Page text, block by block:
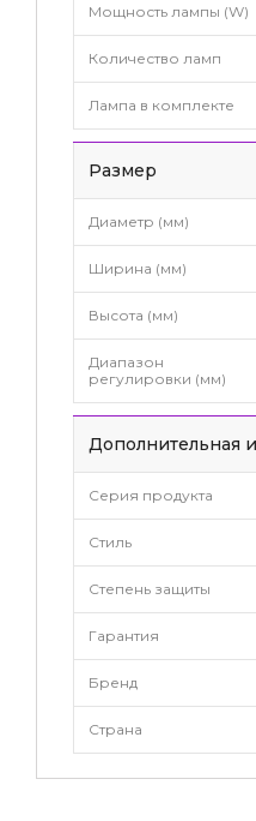
Мощность лампы (W)
Количество ламп
Лампа в комплекте
Pазмер
Диаметр (мм)
Ширина (мм)
Высота (мм)
Диапазон
регулировки (мм)
Дополнительная
Серия продукта
Стиль
Степень защиты
Гарантия
Бренд
Страна